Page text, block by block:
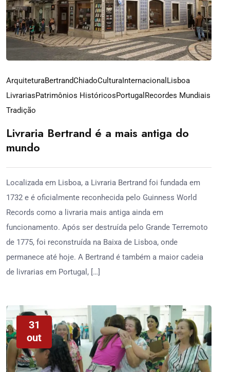
ArquiteturaBertrandChiadoCulturaInternacional Lisboa
LivrariasPatrimônios HistóricosPortugal Recordes Mundiais
Tradição
Livraria Bertrand é a mais antiga do
mundo
Localizada em Lisboa, a Livraria Bertrand foi fundada em
1732 e é oficialmente reconhecida pelo Guinness World
Records como a livraria mais antiga ainda em
funcionamento. Após ser destruída pelo Grande Terremoto
de 1775, foi reconstruída na Baixa de Lisboa, onde
permanece até hoje. A Bertrand é também a maior cadeia
de livrarias em Portugal, […]
31
out